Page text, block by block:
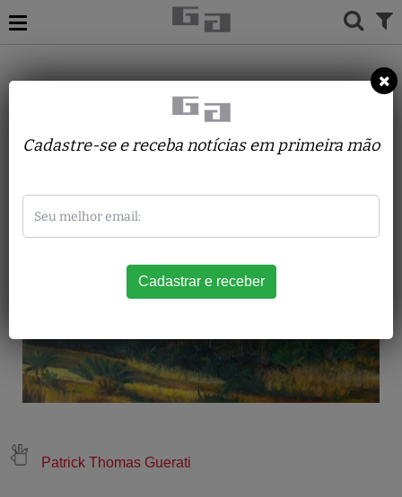
PATRICK THOMAS GUERATI
Serraria - Montanhas díptico
Patrick Thomas Guerati
Cadastre-se e receba notícias em primeira mão